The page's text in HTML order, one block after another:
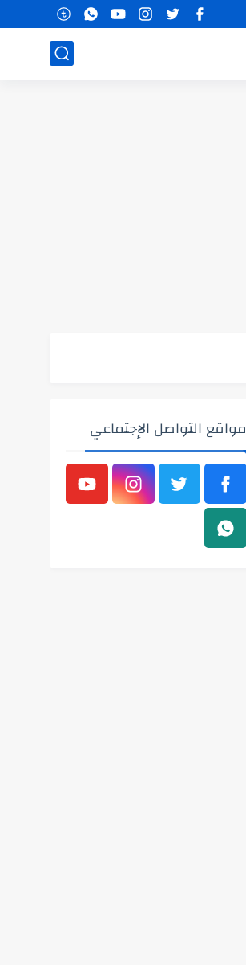
مواقع التواصل الإجتماعي